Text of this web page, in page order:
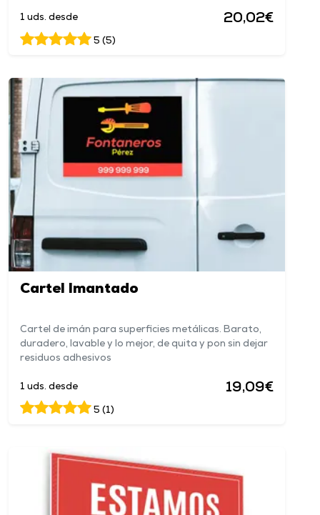
1 uds. desde 20,02€
5 (5)
Cartel Imantado
Cartel de imán para superficies metálicas. Barato,
duradero, lavable y lo mejor, de quita y pon sin dejar
residuos adhesivos
1 uds. desde 19,09€
5 (1)